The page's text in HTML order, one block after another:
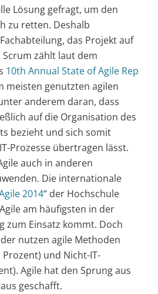
Lösung gefragt, um den
zu retten. Deshalb
das Projekt auf
zählt laut dem
10th Annual State of Agile Rep
meisten genutzten agilen
anderem daran, dass
auf die Organisation des
bezieht und sich somit
Prozesse übertragen lässt.
auch in anderen
Die internationale
2014“ der Hochschule
am häufigsten in der
zum Einsatz kommt. Doch
nutzen agile Methoden
und Nicht-IT-
Agile hat den Sprung aus
geschafft.